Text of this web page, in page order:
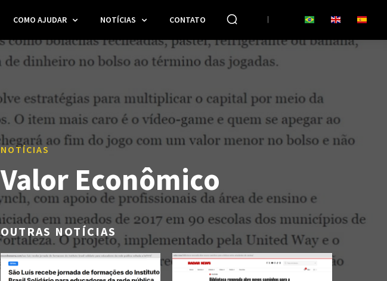
COMO AJUDAR NOTÍCIAS CONTATO
NOTÍCIAS
Valor Econômico
OUTRAS NOTÍCIAS